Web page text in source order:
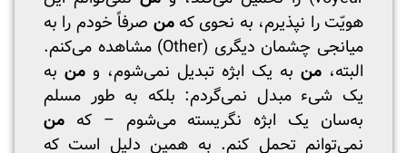
هویّت را نپذیرم، به نحوی کهمن صرفاً خودم را به
میانجی چشمان دیگری (Other) مشاهده می‌کنم.
البته، من به یک ابژه تبدیل نمی‌شوم، و من به
یک شیء مبدل نمی‌گردم: بلکه به طور مسلم
به‌سان یک ابژه نگریسته می‌شوم – که من
نمی‌توانم تحمل کنم. به همین دلیل است که